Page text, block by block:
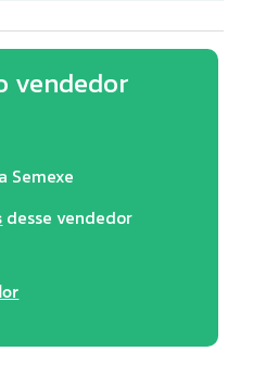
vendedor
Semexe
desse vendedor